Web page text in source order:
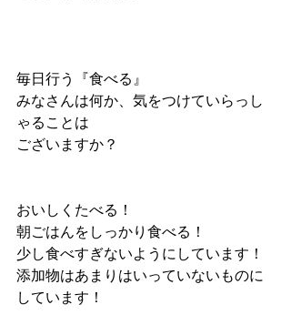
毎日行う『食べる』
みなさんは何か、気をつけていらっし
ゃることは
ございますか？
おいしくたべる！
朝ごはんをしっかり食べる！
少し食べすぎないようにしています！
添加物はあまりはいっていないものに
しています！